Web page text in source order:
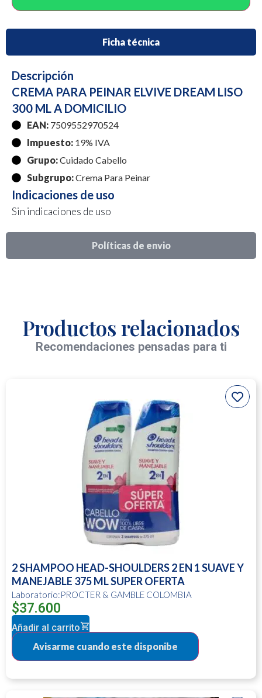
Ficha técnica
Políticas de envio
Descripción
CREMA PARA PEINAR ELVIVE DREAM LISO
300 ML A DOMICILIO
EAN: 7509552970524
Impuesto: 19% IVA
Grupo:Cuidado Cabello
Subgrupo:Crema Para Peinar
Indicaciones de uso
Sin indicaciones de uso
Productos relacionados
Recomendaciones pensadas para ti
2 SHAMPOO HEAD-SHOULDERS 2 EN 1 SUAVE Y
MANEJABLE 375 ML SUPER OFERTA
Laboratorio:PROCTER & GAMBLE COLOMBIA
$37.600
Añadir al carrito